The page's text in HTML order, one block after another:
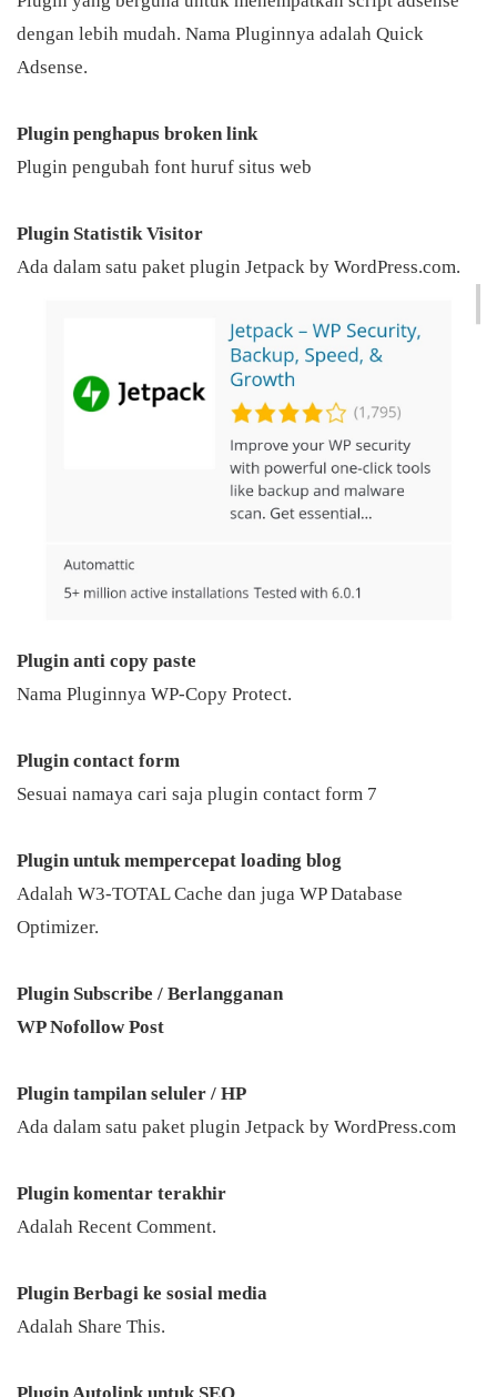
dengan lebih mudah. Nama Pluginnya adalah Quick
Adsense.
Plugin penghapus broken link
Plugin pengubah font huruf situs web
Plugin Statistik Visitor
Ada dalam satu paket plugin Jetpack by WordPress.com.
Plugin anti copy paste
Nama Pluginnya WP-Copy Protect.
Plugin contact form
Sesuai namaya cari saja plugin contact form 7
Plugin untuk mempercepat loading blog
Adalah W3-TOTAL Cache dan juga WP Database
Optimizer.
Plugin Subscribe / Berlangganan
WP Nofollow Post
Plugin tampilan seluler / HP
Ada dalam satu paket plugin Jetpack by WordPress.com
Plugin komentar terakhir
Adalah Recent Comment.
Plugin Berbagi ke sosial media
Adalah Share This.